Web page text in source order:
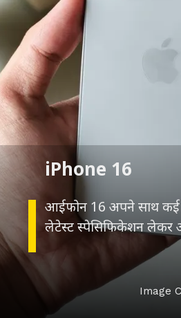
आईफोन 16 अपने साथ कई
लेटेस्ट स्पेसिफिकेशन लेकर
iPhone 16
Image